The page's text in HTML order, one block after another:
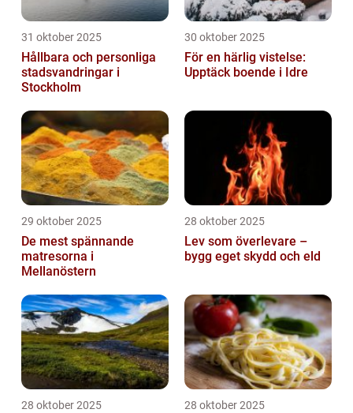
31 oktober 2025
Hållbara och personliga
stadsvandringar i
Stockholm
30 oktober 2025
För en härlig vistelse:
Upptäck boende i Idre
29 oktober 2025
De mest spännande
matresorna i
Mellanöstern
28 oktober 2025
Lev som överlevare –
bygg eget skydd och eld
28 oktober 2025 28 oktober 2025